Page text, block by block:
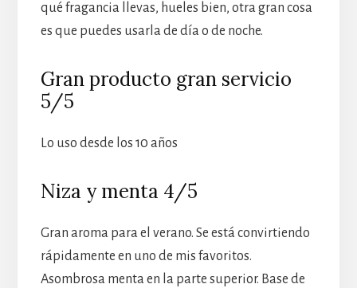
qué fragancia llevas, hueles bien, otra gran cosa
es que puedes usarla de día o de noche.
Gran producto gran servicio
5/5
Lo uso desde los 10 años
Niza y menta 4/5
Gran aroma para el verano. Se está convirtiendo
rápidamente en uno de mis favoritos.
Asombrosa menta en la parte superior. Base de